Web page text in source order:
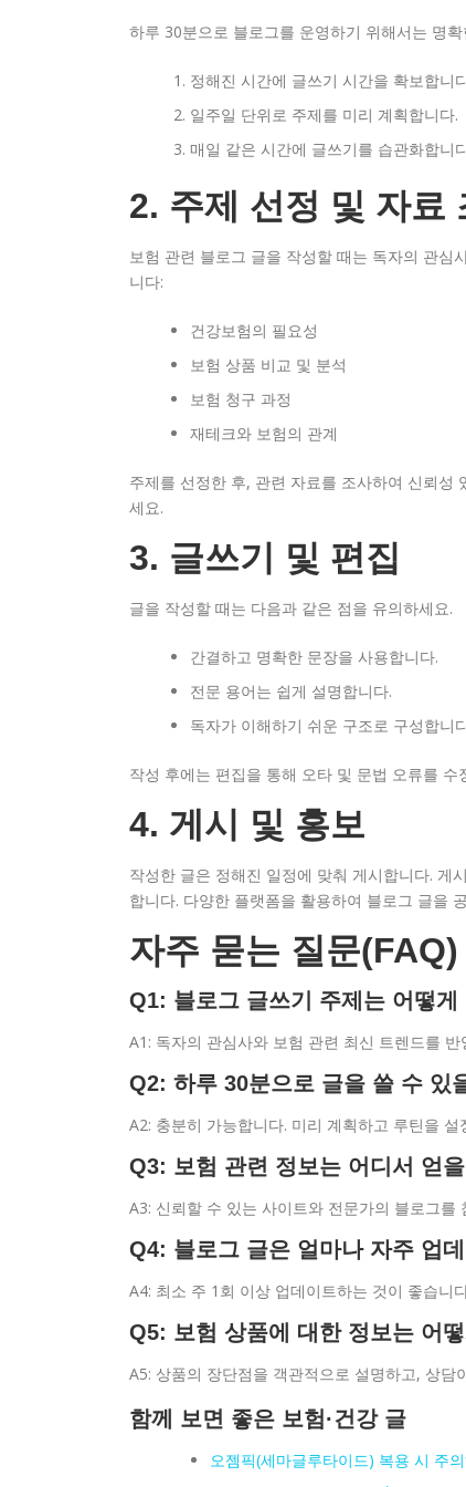
하루 30분으로 블로그를 운영하기 위해서는 명
정해진 시간에 글쓰기 시간을 확보합니
일주일 단위로 주제를 미리 계획합니다.
매일 같은 시간에 글쓰기를 습관화합니
2. 주제 선정 및 자료
보험 관련 블로그 글을 작성할 때는 독자의 관심
니다:
건강보험의 필요성
보험 상품 비교 및 분석
보험 청구 과정
재테크와 보험의 관계
주제를 선정한 후, 관련 자료를 조사하여 신뢰성
세요.
3. 글쓰기 및 편집
글을 작성할 때는 다음과 같은 점을 유의하세요.
간결하고 명확한 문장을 사용합니다.
전문 용어는 쉽게 설명합니다.
독자가 이해하기 쉬운 구조로 구성합니
작성 후에는 편집을 통해 오타 및 문법 오류를
4. 게시 및 홍보
작성한 글은 정해진 일정에 맞춰 게시합니다. 게
합니다. 다양한 플랫폼을 활용하여 블로그 글을
자주 묻는 질문(FAQ)
Q1: 블로그 글쓰기 주제는 어떻게
A1: 독자의 관심사와 보험 관련 최신 트렌드를
Q2: 하루 30분으로 글을 쓸 수 있
A2: 충분히 가능합니다. 미리 계획하고 루틴을
Q3: 보험 관련 정보는 어디서 얻
A3: 신뢰할 수 있는 사이트와 전문가의 블로그를
Q4: 블로그 글은 얼마나 자주 업
A4: 최소 주 1회 이상 업데이트하는 것이 좋습니
Q5: 보험 상품에 대한 정보는 어
A5: 상품의 장단점을 객관적으로 설명하고, 상담
함께 보면 좋은 보험·건강 글
오젬픽(세마글루타이드) 복용 시 주